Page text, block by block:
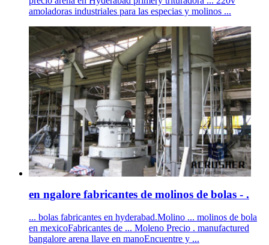
amoladoras industriales para las especias y molinos ...
en ngalore fabricantes de molinos de bolas - .
... bolas fabricantes en hyderabad.Molino ... molinos de bola
en mexicoFabricantes de ... Moleno Precio . manufactured
bangalore arena llave en manoEncuentre y ...